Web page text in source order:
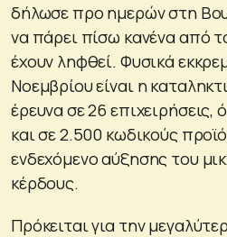
δήλωσε προ ημερών στη
να πάρει πίσω κανένα από
έχουν ληφθεί. Φυσικά
Νοεμβρίου είναι η
έρευνα σε 26
και σε 2.500 κωδικούς
ενδεχόμενο αύξησης του
κέρδους.
Πρόκειται για την